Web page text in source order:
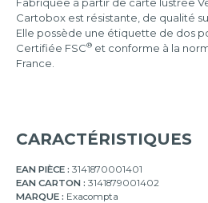
Dos
:
50
mm
Cartobox est résistante, de qualité
Elle possède une étiquette de dos
Certifiée FSC® et conforme à la
France.
CARACTÉRISTIQUES
EAN PIÈCE : 3141870001401
EAN CARTON : 3141879001402
MARQUE : Exacompta